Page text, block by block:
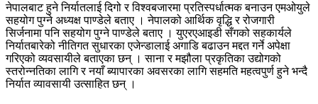
नेपालबाट हुने निर्यातलाई दिगो र विश्वबजारमा प्रतिस्पर्धात्मक बनाउन एमओयुले
सहयोग पुग्ने अध्यक्ष पाण्डेले बताए । नेपालको आर्थिक वृद्धि र रोजगारी
सिर्जनामा पनि सहयोग पुग्ने पाण्डेले बताए । युएरएआइडी सँगको सहकार्यले
निर्यातबारेको नीतिगत सुधारका एजेन्डालाई अगाडि बढाउन मद्दत गर्ने अपेक्षा
गरिएको व्यवसायीले बताएका छन् । साना र मझौला प्रकृतिका उद्योगको
स्तरोन्नतिका लागि र नयाँ ब्यापारका अवसरका लागि सहमति महत्वपुर्ण हुने भन्दै
निर्यात व्यावसायी उत्साहित छन् ।